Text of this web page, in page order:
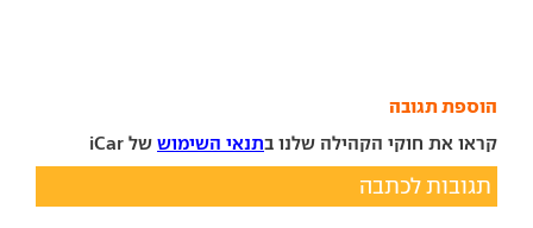
הוספת תגובה
קראו את חוקי הקהילה שלנו בתנאי השימוש של iCar
תגובות לכתבה